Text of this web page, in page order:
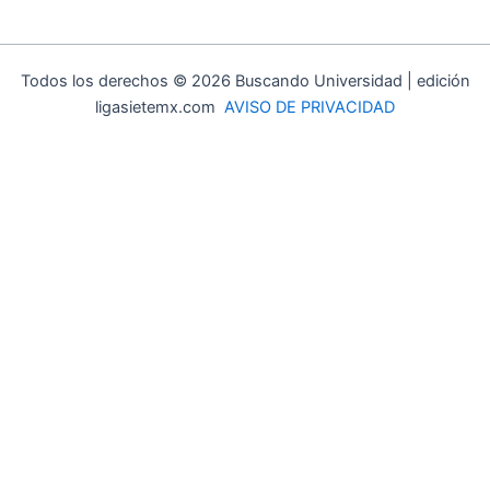
Todos los derechos © 2026 Buscando Universidad | edición
ligasietemx.com AVISO DE PRIVACIDAD